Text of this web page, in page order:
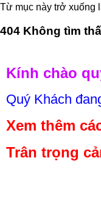
Từ mục này trở xuống
404 Không tìm
Kính chào
Quý Khách
Xem thêm
Trân trọng